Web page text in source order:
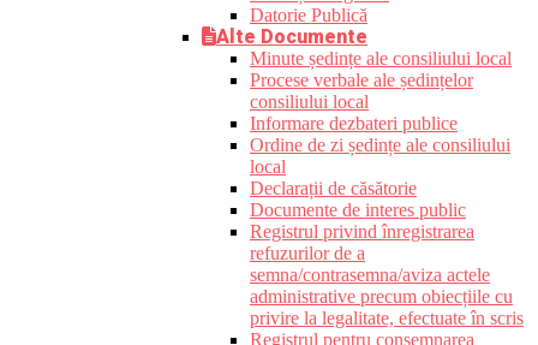
Datorie Publică
Alte Documente
Minute ședințe ale consiliului local
Procese verbale ale ședințelor
consiliului local
Informare dezbateri publice
Ordine de zi ședințe ale consiliului
local
Declarații de căsătorie
Documente de interes public
Registrul privind înregistrarea
refuzurilor de a
semna/contrasemna/aviza actele
administrative precum obiecțiile cu
privire la legalitate, efectuate în scris
Registrul pentru consemnarea